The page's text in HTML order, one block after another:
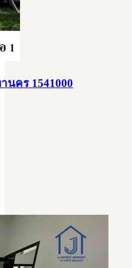
นคร 1541000